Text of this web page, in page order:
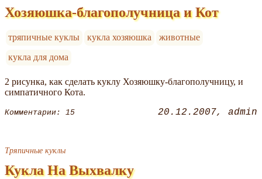
Хозяюшка-благополучница и Кот
тряпичные куклы кукла хозяюшка
животные
кукла для дома
2 рисунка, как сделать куклу Хозяюшку-благополучницу, и
симпатичного Кота.
Комментарии: 15 20.12.2007 admin
Тряпичные куклы
Кукла На Выхвалку